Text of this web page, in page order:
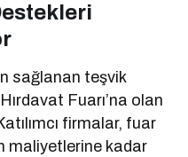
sağlanan teşvik
Fuarı’na olan
firmalar, fuar
maliyetlerine kadar